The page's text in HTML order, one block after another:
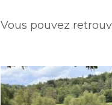
Vous pouvez
pic-
1